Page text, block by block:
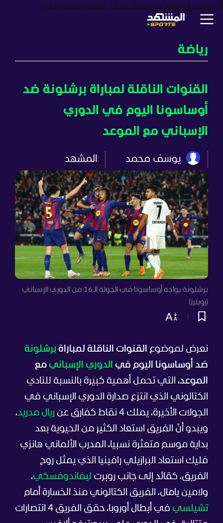
أخبار برامجالمشهد سبورتسالمشهد بزنسبودكاستترندات
رياضة
القنوات الناقلة لمباراة برشلونة ضد
أوساسونا اليوم في الدوري
الإسباني مع الموعد
يوسف محمد المشهد
برشلونة يواجه أوساسونا في الجولة الـ16 من الدوري الإسباني
(رويترز)
نعرض لموضوع القنوات الناقلة لمباراة برشلونة
ضد أوساسونا اليوم في
الدوري الإسباني مع
الموعد، التي تحمل أهمية كبيرة بالنسبة للنادي
الكتالوني الذي انتزع صدارة الدوري الإسباني في
الجولات الأخيرة، يملك 4 نقاط كفارق عن
ريال مدريد،
ويبدو أنّ الفريق استعاد الكثير من الحيوية بعد
بداية موسم متعثرة نسبيا، المدرب الألماني هانزي
فليك استعاد البرازيلي رافينيا الذي يمثل روح
الفريق، كقائد إلى جانب روبرت ليفاندوفسكي،
ولامين يامال، الفريق الكتالوني منذ الخسارة أمام
تشيلسي
في أبطال أوروبا، حقق الفريق 4 انتصارات